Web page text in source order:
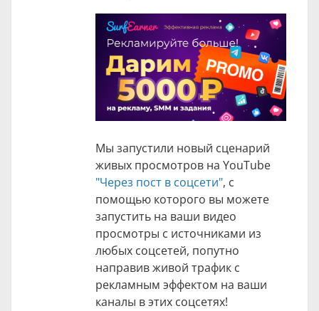
Мы запустили новый сценарий
живых просмотров на YouTube
"Через пост в соцсети", с
помощью которого вы можете
запустить на ваши видео
просмотры с источниками из
любых соцсетей, попутно
направив живой трафик с
рекламным эффектом на ваши
каналы в этих соцсетях!